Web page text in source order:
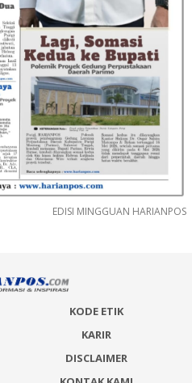
EDISI MINGGUAN HARIANPOS
KODE ETIK
KARIR
DISCLAIMER